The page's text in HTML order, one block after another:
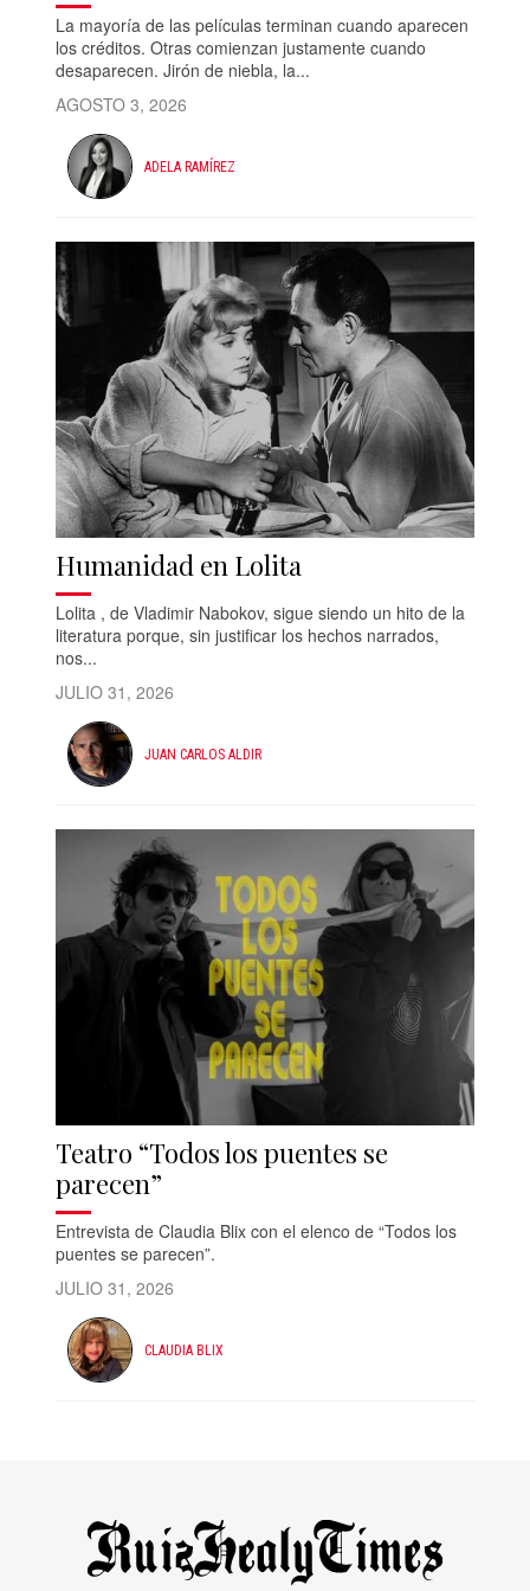
La mayoría de las películas terminan cuando aparecen
los créditos. Otras comienzan justamente cuando
desaparecen. Jirón de niebla, la...
AGOSTO 3, 2026
ADELA RAMÍREZ
Humanidad en Lolita
Lolita , de Vladimir Nabokov, sigue siendo un hito de la
literatura porque, sin justificar los hechos narrados,
nos...
JULIO 31, 2026
JUAN CARLOS ALDIR
Teatro “Todos los puentes se
parecen”
Entrevista de Claudia Blix con el elenco de “Todos los
puentes se parecen”.
JULIO 31, 2026
CLAUDIA BLIX